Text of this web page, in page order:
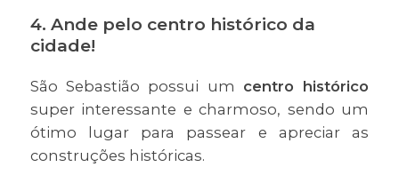
4. Ande pelo centro histórico da
cidade!
São Sebastião possui um centro histórico
super interessante e charmoso, sendo um
ótimo lugar para passear e apreciar as
construções históricas.